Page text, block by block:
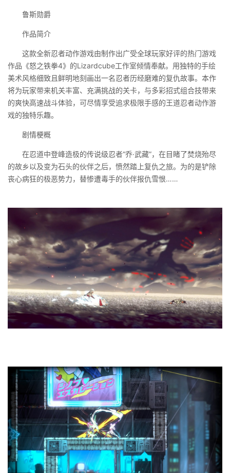
鲁斯勋爵
作品简介
这款全新忍者动作游戏由制作出广受全球玩家好评的热门游戏
作品《怒之铁拳4》的Lizardcube工作室倾情奉献。用独特的手绘
美术风格细致且鲜明地刻画出一名忍者历经磨难的复仇故事。本作
将为玩家带来机关丰富、充满挑战的关卡，与多彩招式组合技带来
的爽快高速战斗体验，可尽情享受追求极限手感的王道忍者动作游
戏的独特乐趣。
剧情梗概
在忍道中登峰造极的传说级忍者“乔·武藏”，在目睹了焚烧殆尽
的故乡以及变为石头的伙伴之后，愤然踏上复仇之旅。为的是铲除
丧心病狂的极恶势力，替惨遭毒手的伙伴报仇雪恨……